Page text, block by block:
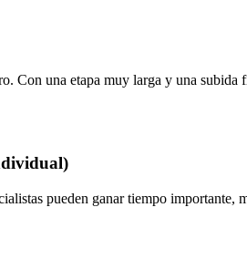
Con una etapa muy larga y una
pueden ganar tiempo importante,